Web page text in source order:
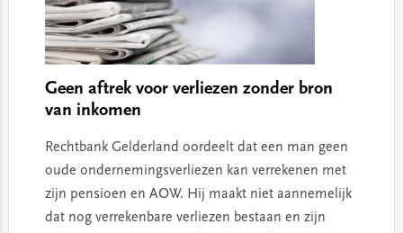
Geen aftrek voor verliezen zonder bron
van inkomen
Rechtbank Gelderland oordeelt dat een man geen
oude ondernemingsverliezen kan verrekenen met
zijn pensioen en AOW. Hij maakt niet aannemelijk
dat nog verrekenbare verliezen bestaan en zijn